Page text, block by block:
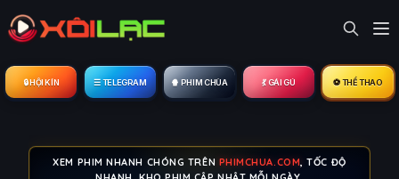
🔒︎ HỘI KÍN ☰ TELEGRAM 🍿 PHIM CHÙA 💃 GÁI GÚ ⚽ THỂ THAO
XEM PHIM NHANH CHÓNG TRÊN PHIMCHUA.COM, TỐC ĐỘ